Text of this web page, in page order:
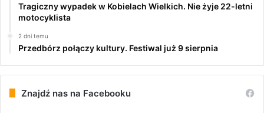
Tragiczny wypadek w Kobielach Wielkich. Nie żyje 22-letni
motocyklista
2 dni temu
Przedbórz połączy kultury. Festiwal już 9 sierpnia
Znajdź nas na Facebooku